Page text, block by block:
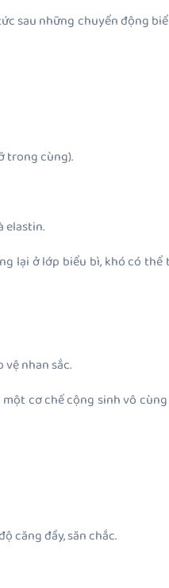
sau những chuyển động
trong cùng).
elastin.
lại ở lớp biểu bì, khó có
nhan sắc.
cơ chế cộng sinh vô
căng đầy, săn chắc.